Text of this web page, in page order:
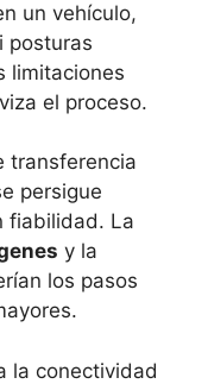
un vehículo,
posturas
limitaciones
el proceso.
transferencia
persigue
fiabilidad. La
y la
los pasos
la conectividad